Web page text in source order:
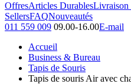
OffresArticles DurablesLivraison
SellersFAQNouveautés
011 559 009 09.00-16.00E-mail
Accueil
Business & Bureau
Tapis de Souris
Tapis de souris Air avec